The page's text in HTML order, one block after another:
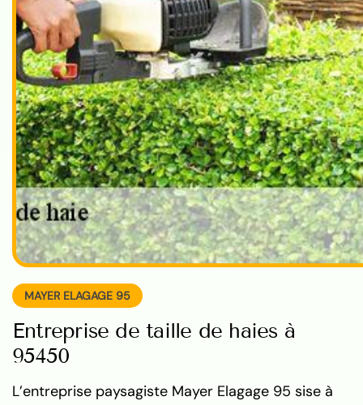
MAYER ELAGAGE 95
Entreprise de taille de haies à
95450
L’entreprise paysagiste Mayer Elagage 95 sise à